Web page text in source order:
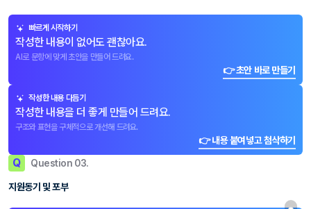
빠르게 시작하기
작성한 내용이 없어도 괜찮아요.
AI로 문항에 맞게 초안을 만들어 드려요.
👉 초안 바로 만들기
작성한 내용 다듬기
작성한 내용을 더 좋게 만들어 드려요.
구조와 표현을 구체적으로 개선해 드려요.
👉 내용 붙여넣고 첨삭하기
Q Question 03.
지원동기 및 포부